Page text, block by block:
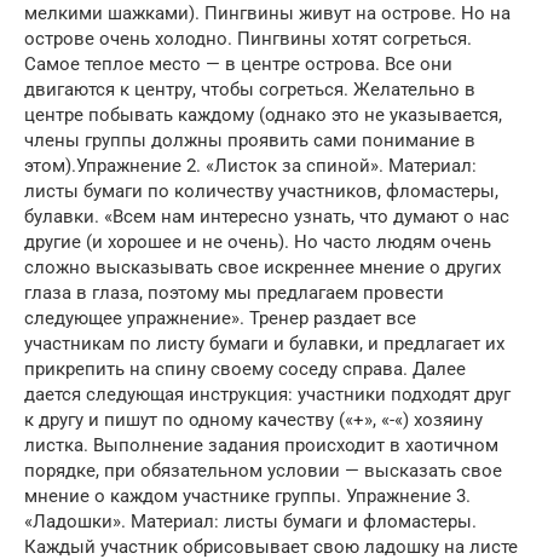
мелкими шажками). Пингвины живут на острове. Но на
острове очень холодно. Пингвины хотят согреться.
Самое теплое место — в центре острова. Все они
двигаются к центру, чтобы согреться. Желательно в
центре побывать каждому (однако это не указывается,
члены группы должны проявить сами понимание в
этом).Упражнение 2. «Листок за спиной». Материал:
листы бумаги по количеству участников, фломастеры,
булавки. «Всем нам интересно узнать, что думают о нас
другие (и хорошее и не очень). Но часто людям очень
сложно высказывать свое искреннее мнение о других
глаза в глаза, поэтому мы предлагаем провести
следующее упражнение». Тренер раздает все
участникам по листу бумаги и булавки, и предлагает их
прикрепить на спину своему соседу справа. Далее
дается следующая инструкция: участники подходят друг
к другу и пишут по одному качеству («+», «-«) хозяину
листка. Выполнение задания происходит в хаотичном
порядке, при обязательном условии — высказать свое
мнение о каждом участнике группы. Упражнение 3.
«Ладошки». Материал: листы бумаги и фломастеры.
Каждый участник обрисовывает свою ладошку на листе